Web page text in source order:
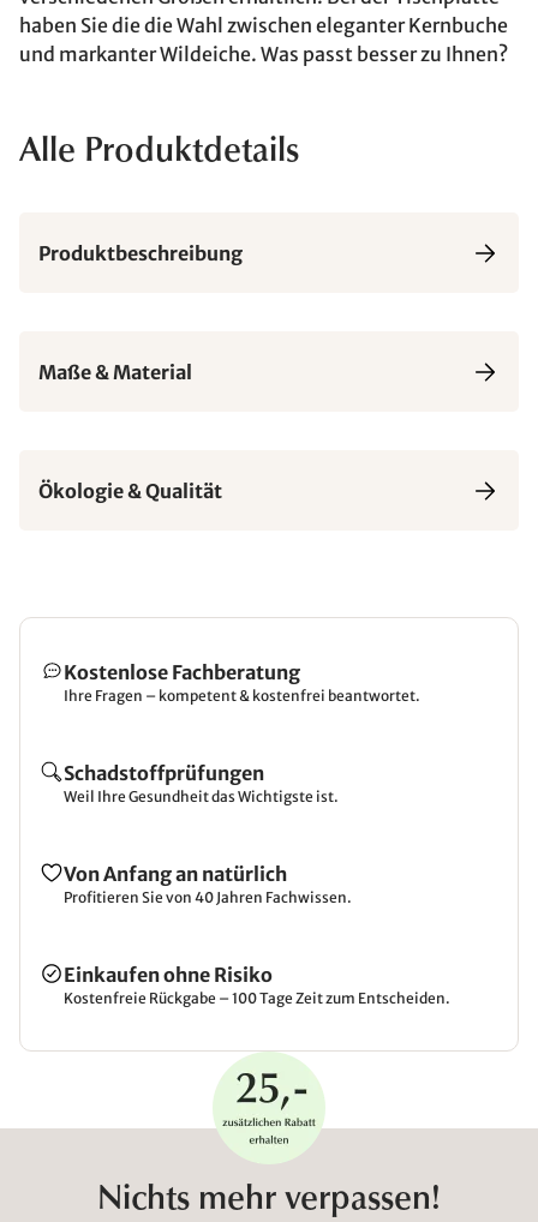
haben Sie die die Wahl zwischen eleganter Kernbuche
und markanter Wildeiche. Was passt besser zu Ihnen?
Alle Produktdetails
Produktbeschreibung
Maße & Material
Ökologie & Qualität
Kostenlose Fachberatung
Ihre Fragen – kompetent & kostenfrei beantwortet.
Schadstoffprüfungen
Weil Ihre Gesundheit das Wichtigste ist.
Von Anfang an natürlich
Profitieren Sie von 40 Jahren Fachwissen.
Einkaufen ohne Risiko
Kostenfreie Rückgabe – 100 Tage Zeit zum Entscheiden.
Nichts mehr verpassen!